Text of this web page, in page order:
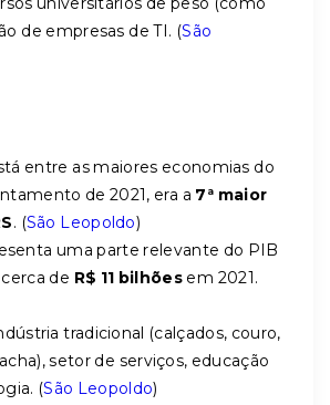
de empresas de TI. (São
entre as maiores economias do
de 2021, era a 7ª maior
. (São Leopoldo)
uma parte relevante do PIB
de R$ 11 bilhõesem 2021.
tradicional (calçados, couro,
setor de serviços, educação
(São Leopoldo)